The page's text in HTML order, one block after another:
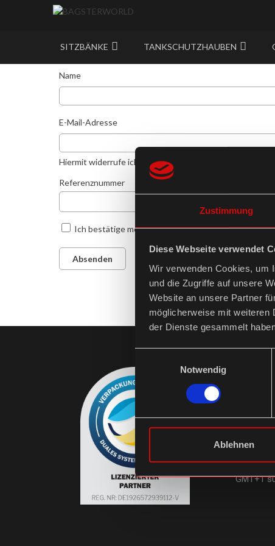
Zustimmung
Diese Webseite verwendet
Wir verwenden Cookies, um
und die Zugriffe auf unsere
Website an unsere Partner
möglicherweise mit weiteren
der Dienste gesammelt
Notwendig
Ablehnen
SITZBÄNKE TANKSCHUTZHAUBEN
Name
E-Mail-Adresse
Hiermit widerrufe ich meine Bestellung/meinen Auftrag
Referenznummer
Ich bestätige meinen Widerruf und bin mit der
Absenden
+49 (0)
FR, 14-18
SA, 10-
GMT+1